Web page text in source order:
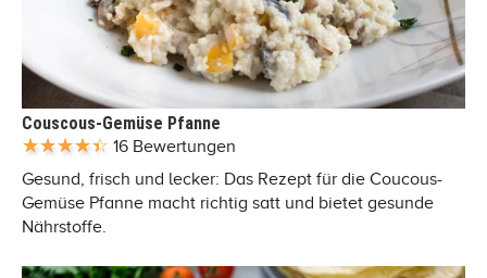
Couscous-Gemüse Pfanne
16 Bewertungen
Gesund, frisch und lecker: Das Rezept für die Coucous-
Gemüse Pfanne macht richtig satt und bietet gesunde
Nährstoffe.